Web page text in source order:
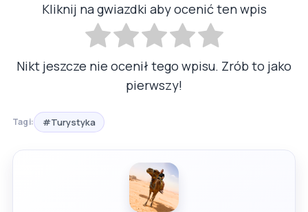
Kliknij na gwiazdki aby ocenić ten wpis
Nikt jeszcze nie ocenił tego wpisu. Zrób to jako
pierwszy!
Tagi: #Turystyka